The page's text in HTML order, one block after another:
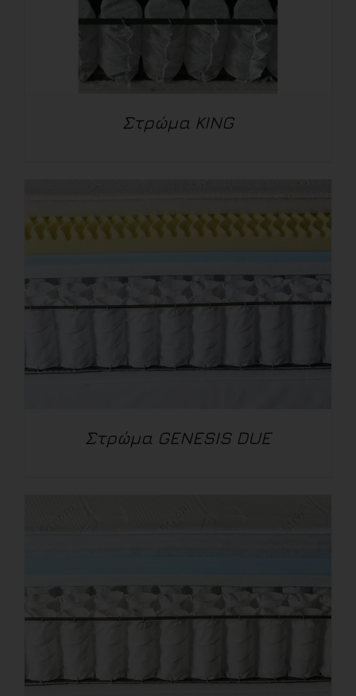
ΛΕΠΤΟΜΈΡΕΙΕΣ
Στρώμα KING
Στρώμα GENESIS DUE